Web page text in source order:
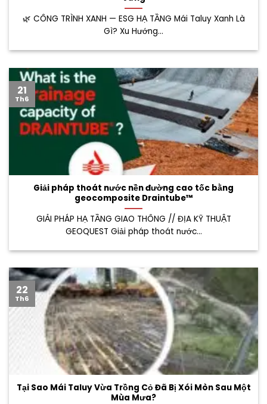
🌿 CÔNG TRÌNH XANH — ESG HẠ TẦNG Mái Taluy Xanh Là
Gì? Xu Hướng...
Giải pháp thoát nước nền đường cao tốc bằng
geocomposite Draintube™
GIẢI PHÁP HẠ TẦNG GIAO THÔNG // ĐỊA KỸ THUẬT
GEOQUEST Giải pháp thoát nước...
21
Th6
Tại Sao Mái Taluy Vừa Trồng Cỏ Đã Bị Xói Mòn Sau Một
Mùa Mưa?
22
Th6